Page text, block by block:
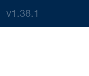
v1.38.1